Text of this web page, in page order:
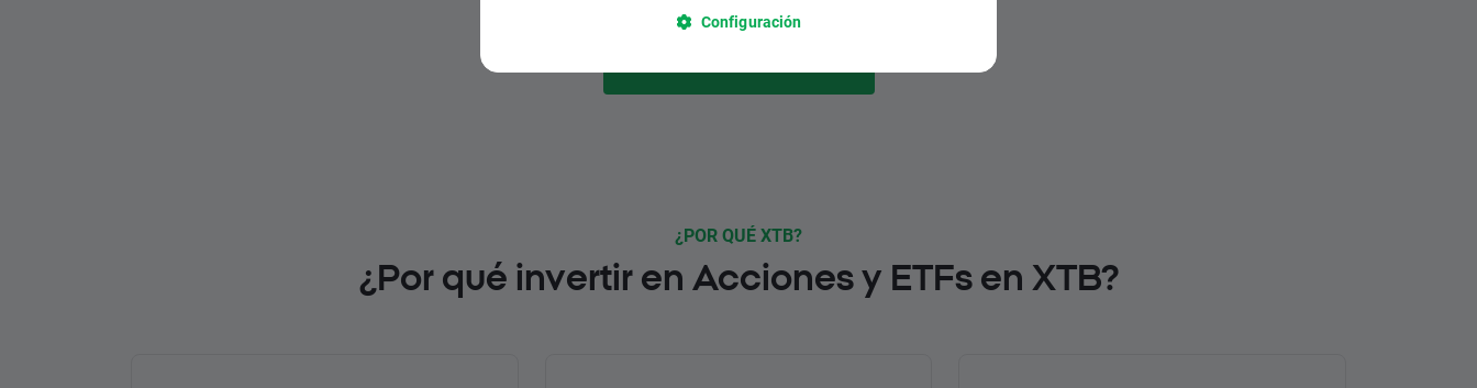
¿POR QUÉ XTB?
¿Por qué invertir en Acciones y ETFs en XTB?
Configuración